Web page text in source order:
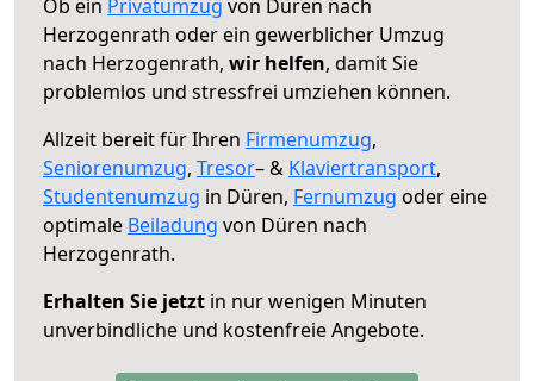
Ob ein Privatumzug von Düren nach
Herzogenrath oder ein gewerblicher Umzug
nach Herzogenrath, wir helfen, damit Sie
problemlos und stressfrei umziehen können.
Allzeit bereit für Ihren Firmenumzug,
Seniorenumzug, Tresor– & Klaviertransport,
Studentenumzug in Düren, Fernumzug oder eine
optimale Beiladung von Düren nach
Herzogenrath.
Erhalten Sie jetzt in nur wenigen Minuten
unverbindliche und kostenfreie Angebote.